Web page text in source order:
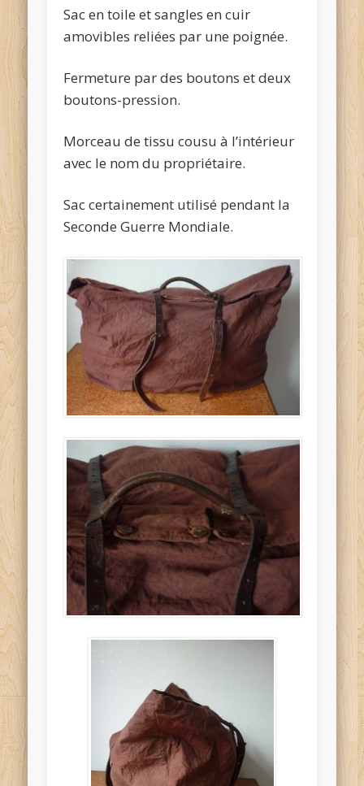
Sac en toile et sangles en cuir
amovibles reliées par une poignée.
Fermeture par des boutons et deux
boutons-pression.
Morceau de tissu cousu à l’intérieur
avec le nom du propriétaire.
Sac certainement utilisé pendant la
Seconde Guerre Mondiale.